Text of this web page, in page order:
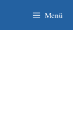
Menü